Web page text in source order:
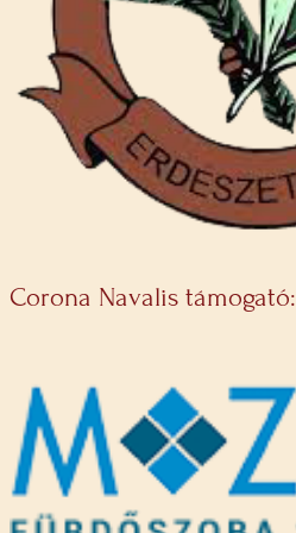
Corona Navalis támogató: